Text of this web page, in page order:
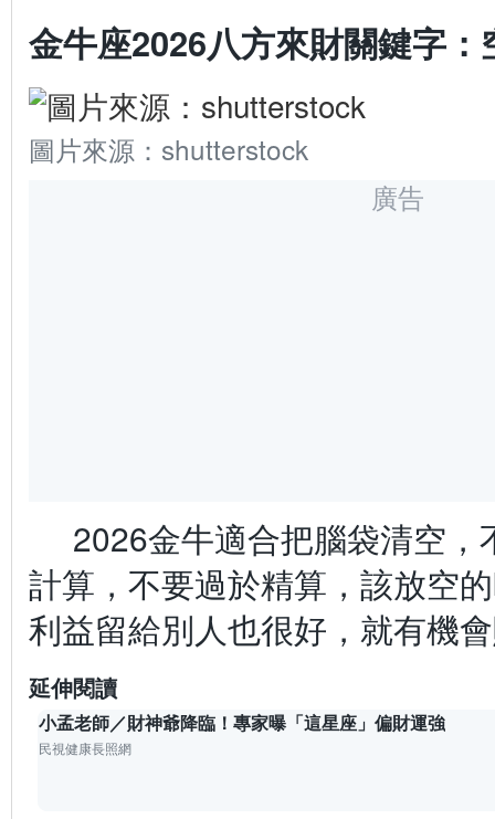
金牛座2026八方來財關鍵字：
圖片來源：shutterstock
廣告
2026金牛適合把腦袋清空，
計算，不要過於精算，該放空
利益留給別人也很好，就有機
延伸閱讀
小孟老師／財神爺降臨！專家曝「這星座」偏財運強
民視健康長照網